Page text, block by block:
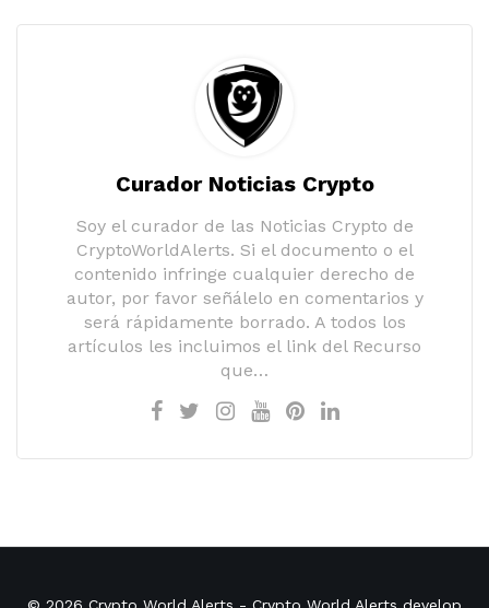
Curador Noticias Crypto
Soy el curador de las Noticias Crypto de
CryptoWorldAlerts. Si el documento o el
contenido infringe cualquier derecho de
autor, por favor señálelo en comentarios y
será rápidamente borrado. A todos los
artículos les incluimos el link del Recurso
que…